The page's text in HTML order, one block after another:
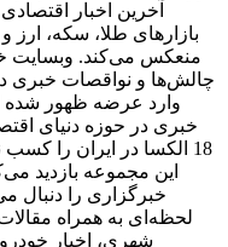
آخرین اخبار
بازارهای طلا، سکه،
منعکس می‌کند. وبسایت
چالش‌ها و نواقصات خبری در
وارد عرضه ظهور شده
خبری در حوزه دنیای
18 الکسا در ایران را
این مجموعه بازدید
خبرگزاری را دنبال
لحظه‌ای به همراه
شهری، اخبار